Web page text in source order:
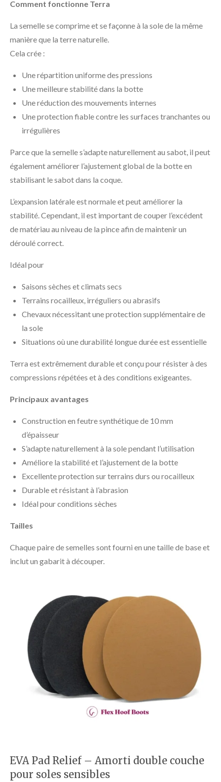
Comment fonctionne Terra
La semelle se comprime et se façonne à la sole de la même
manière que la terre naturelle.
Cela crée :
Une répartition uniforme des pressions
Une meilleure stabilité dans la botte
Une réduction des mouvements internes
Une protection fiable contre les surfaces tranchantes ou
irrégulières
Parce que la semelle s’adapte naturellement au sabot, il peut
également améliorer l’ajustement global de la botte en
stabilisant le sabot dans la coque.
L’expansion latérale est normale et peut améliorer la
stabilité. Cependant, il est important de couper l’excédent
de matériau au niveau de la pince afin de maintenir un
déroulé correct.
Idéal pour
Saisons sèches et climats secs
Terrains rocailleux, irréguliers ou abrasifs
Chevaux nécessitant une protection supplémentaire de
la sole
Situations où une durabilité longue durée est essentielle
Terra est extrêmement durable et conçu pour résister à des
compressions répétées et à des conditions exigeantes.
Principaux avantages
Construction en feutre synthétique de 10 mm
d’épaisseur
S’adapte naturellement à la sole pendant l’utilisation
Améliore la stabilité et l’ajustement de la botte
Excellente protection sur terrains durs ou rocailleux
Durable et résistant à l’abrasion
Idéal pour conditions sèches
Tailles
Chaque paire de semelles sont fourni en une taille de base et
inclut un gabarit à découper.
EVA Pad Relief – Amorti double couche
pour soles sensibles